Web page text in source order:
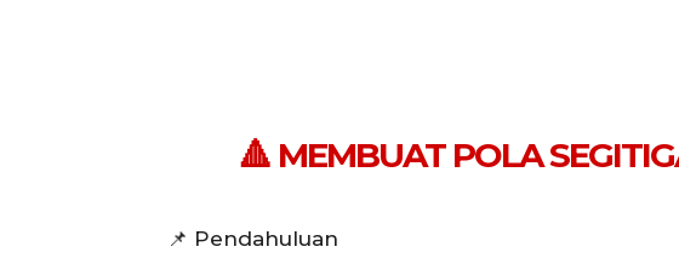
🔺 MEMBUAT POLA
📌 Pendahuluan